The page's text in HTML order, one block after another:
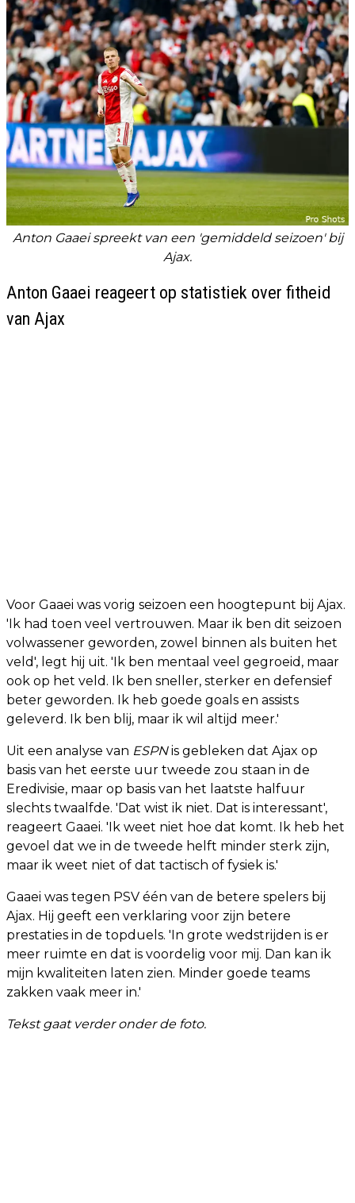
Anton Gaaei spreekt van een 'gemiddeld seizoen' bij
Ajax.
Anton Gaaei reageert op statistiek over fitheid
van Ajax
Voor Gaaei was vorig seizoen een hoogtepunt bij Ajax.
'Ik had toen veel vertrouwen. Maar ik ben dit seizoen
volwassener geworden, zowel binnen als buiten het
veld', legt hij uit. 'Ik ben mentaal veel gegroeid, maar
ook op het veld. Ik ben sneller, sterker en defensief
beter geworden. Ik heb goede goals en assists
geleverd. Ik ben blij, maar ik wil altijd meer.'
Uit een analyse van ESPNis gebleken dat Ajax op
basis van het eerste uur tweede zou staan in de
Eredivisie, maar op basis van het laatste halfuur
slechts twaalfde. 'Dat wist ik niet. Dat is interessant',
reageert Gaaei. 'Ik weet niet hoe dat komt. Ik heb het
gevoel dat we in de tweede helft minder sterk zijn,
maar ik weet niet of dat tactisch of fysiek is.'
Gaaei was tegen PSV één van de betere spelers bij
Ajax. Hij geeft een verklaring voor zijn betere
prestaties in de topduels. 'In grote wedstrijden is er
meer ruimte en dat is voordelig voor mij. Dan kan ik
mijn kwaliteiten laten zien. Minder goede teams
zakken vaak meer in.'
Tekst gaat verder onder de foto.